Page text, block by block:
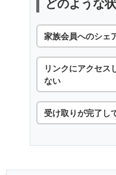
家族会員へのシェ
リンクにアクセス
ない
受け取りが完了し